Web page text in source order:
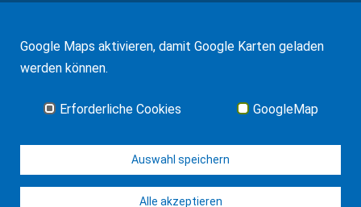
17.03.2026Andalusien: Vergünstigungen bei der
Alle Neuigkeiten
Google Maps aktivieren, damit Google Karten geladen
werden können.
Erforderliche Cookies GoogleMap
Auswahl speichern
Alle akzeptieren